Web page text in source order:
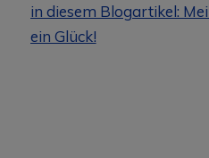
in diesem Blogartikel:
ein Glück!